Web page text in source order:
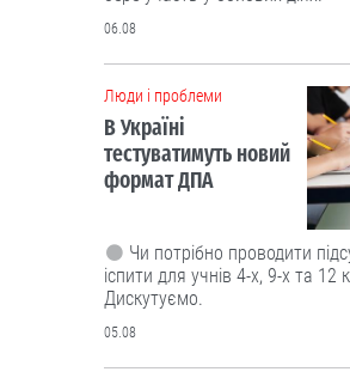
06.08
Люди і проблеми
В Україні
тестуватимуть новий
формат ДПА
Чи потрібно проводити
іспити для учнів 4-х, 9-х та 12
Дискутуємо.
05.08